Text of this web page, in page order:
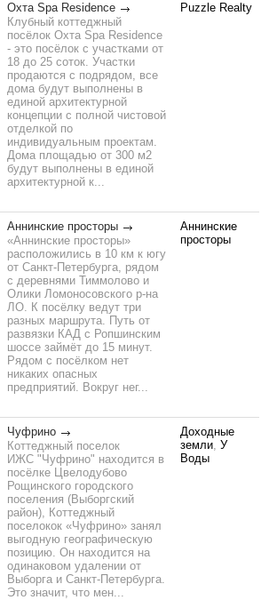
Охта Spa Residence
Клубный коттеджный
посёлок Охта Spa Residence
- это посёлок c участками от
18 до 25 соток. Участки
продаются с подрядом, все
дома будут выполнены в
единой архитектурной
концепции с полной чистовой
отделкой по
индивидуальным проектам.
Дома площадью от 300 м2
будут выполнены в единой
архитектурной к...
Puzzle Realty
Аннинские просторы
«Аннинские просторы»
расположились в 10 км к югу
от Санкт-Петербурга, рядом
с деревнями Тиммолово и
Олики Ломоносовского р-на
ЛО. К посёлку ведут три
разных маршрута. Путь от
развязки КАД с Ропшинским
шоссе займёт до 15 минут.
Рядом с посёлком нет
никаких опасных
предприятий. Вокруг нег...
Аннинские
просторы
Чуфрино
Коттеджный поселок
ИЖС "Чуфрино" находится в
посёлке Цвелодубово
Рощинского городского
поселения (Выборгский
район), Коттеджный
поселокок «Чуфрино» занял
выгодную географическую
позицию. Он находится на
одинаковом удалении от
Выборга и Санкт-Петербурга.
Это значит, что мен...
Доходные
земли, У
Воды